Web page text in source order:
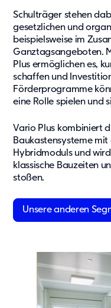
Schulträger stehen
gesetzlichen und
beispielsweise im
Ganztagsangeboten.
Plus ermöglichen es,
schaffen und
Förderprogramme
eine Rolle spielen und
Vario Plus kombiniert
Baukastensysteme
Hybridmoduls und
klassische Bauzeiten
stoßen.
Unsere anderen